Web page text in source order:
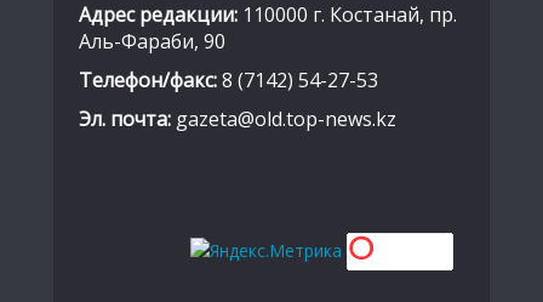
Адрес редакции: 110000 г. Костанай, пр.
Аль-Фараби, 90
Телефон/факс:8 (7142) 54-27-53
Эл. почта: gazeta@old.top-news.kz